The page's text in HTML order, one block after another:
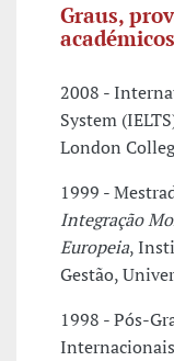
Graus,
académicos
2008 -
System
London
1999 -
Integração
Europeia,
Gestão,
1998 - Pós-